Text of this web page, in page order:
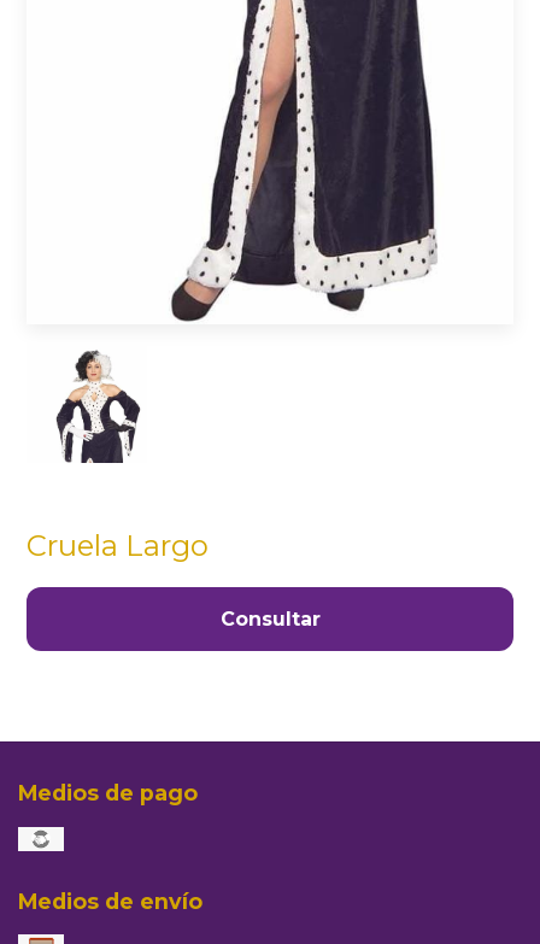
Cruela Largo
Consultar
Medios de pago
Medios de envío